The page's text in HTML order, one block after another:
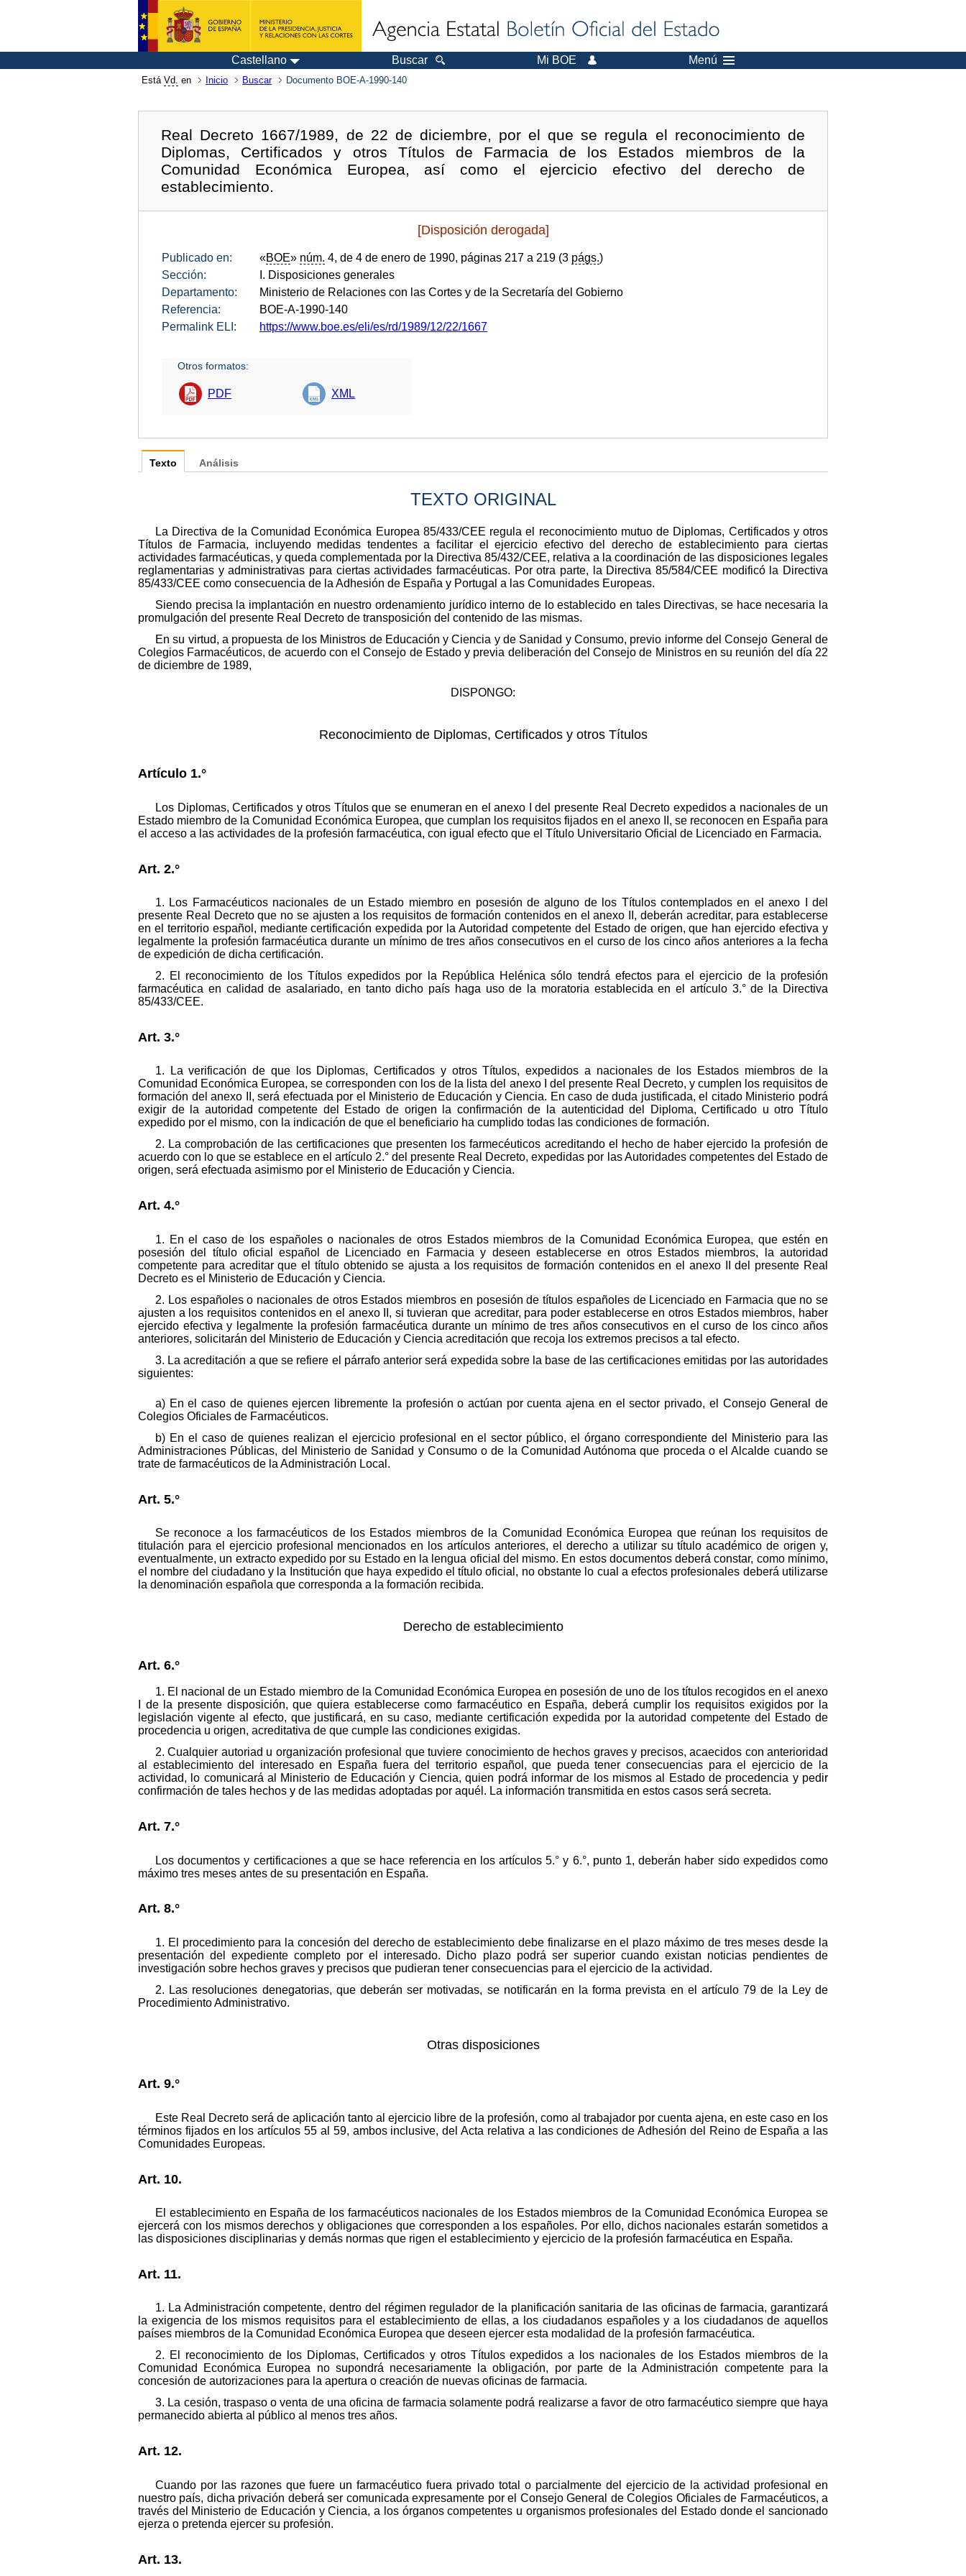
Castellano Buscar Mi BOE Menú
Está Vd. en Inicio Buscar Documento BOE-A-1990-140
Real Decreto 1667/1989, de 22 de diciembre, por el que se regula el reconocimiento de
Diplomas, Certificados y otros Títulos de Farmacia de los Estados miembros de la
Comunidad Económica Europea, así como el ejercicio efectivo del derecho de
establecimiento.
[Disposición derogada]
Publicado en: «BOE» núm. 4, de 4 de enero de 1990, páginas 217 a 219 (3 págs.)
Sección:
I. Disposiciones generales
Departamento:
Ministerio de Relaciones con las Cortes y de la Secretaría del Gobierno
Referencia:
BOE-A-1990-140
Permalink ELI:
https://www.boe.es/eli/es/rd/1989/12/22/1667
Otros formatos:
PDF XML
Texto
TEXTO ORIGINAL
La Directiva de la Comunidad Económica Europea 85/433/CEE regula el reconocimiento mutuo de Diplomas, Certificados y otros
Títulos de Farmacia, incluyendo medidas tendentes a facilitar el ejercicio efectivo del derecho de establecimiento para ciertas
actividades farmacéuticas, y queda complementada por la Directiva 85/432/CEE, relativa a la coordinación de las disposiciones legales
reglamentarias y administrativas para ciertas actividades farmacéuticas. Por otra parte, la Directiva 85/584/CEE modificó la Directiva
85/433/CEE como consecuencia de la Adhesión de España y Portugal a las Comunidades Europeas.
Siendo precisa la implantación en nuestro ordenamiento jurídico interno de lo establecido en tales Directivas, se hace necesaria la
promulgación del presente Real Decreto de transposición del contenido de las mismas.
En su virtud, a propuesta de los Ministros de Educación y Ciencia y de Sanidad y Consumo, previo informe del Consejo General de
Colegios Farmacéuticos, de acuerdo con el Consejo de Estado y previa deliberación del Consejo de Ministros en su reunión del día 22
de diciembre de 1989,
DISPONGO:
Reconocimiento de Diplomas, Certificados y otros Títulos
Artículo 1.°
Los Diplomas, Certificados y otros Títulos que se enumeran en el anexo I del presente Real Decreto expedidos a nacionales de un
Estado miembro de la Comunidad Económica Europea, que cumplan los requisitos fijados en el anexo II, se reconocen en España para
el acceso a las actividades de la profesión farmacéutica, con igual efecto que el Título Universitario Oficial de Licenciado en Farmacia.
Art. 2.°
1. Los Farmacéuticos nacionales de un Estado miembro en posesión de alguno de los Títulos contemplados en el anexo I del
presente Real Decreto que no se ajusten a los requisitos de formación contenidos en el anexo II, deberán acreditar, para establecerse
en el territorio español, mediante certificación expedida por la Autoridad competente del Estado de origen, que han ejercido efectiva y
legalmente la profesión farmacéutica durante un mínimo de tres años consecutivos en el curso de los cinco años anteriores a la fecha
de expedición de dicha certificación.
2. El reconocimiento de los Títulos expedidos por la República Helénica sólo tendrá efectos para el ejercicio de la profesión
farmacéutica en calidad de asalariado, en tanto dicho país haga uso de la moratoria establecida en el artículo 3.° de la Directiva
85/433/CEE.
Art. 3.°
1. La verificación de que los Diplomas, Certificados y otros Títulos, expedidos a nacionales de los Estados miembros de la
Comunidad Económica Europea, se corresponden con los de la lista del anexo I del presente Real Decreto, y cumplen los requisitos de
formación del anexo II, será efectuada por el Ministerio de Educación y Ciencia. En caso de duda justificada, el citado Ministerio podrá
exigir de la autoridad competente del Estado de origen la confirmación de la autenticidad del Diploma, Certificado u otro Título
expedido por el mismo, con la indicación de que el beneficiario ha cumplido todas las condiciones de formación.
2. La comprobación de las certificaciones que presenten los farmecéuticos acreditando el hecho de haber ejercido la profesión de
acuerdo con lo que se establece en el artículo 2.° del presente Real Decreto, expedidas por las Autoridades competentes del Estado de
origen, será efectuada asimismo por el Ministerio de Educación y Ciencia.
Art. 4.°
1. En el caso de los españoles o nacionales de otros Estados miembros de la Comunidad Económica Europea, que estén en
posesión del título oficial español de Licenciado en Farmacia y deseen establecerse en otros Estados miembros, la autoridad
competente para acreditar que el título obtenido se ajusta a los requisitos de formación contenidos en el anexo II del presente Real
Decreto es el Ministerio de Educación y Ciencia.
2. Los españoles o nacionales de otros Estados miembros en posesión de títulos españoles de Licenciado en Farmacia que no se
ajusten a los requisitos contenidos en el anexo II, si tuvieran que acreditar, para poder establecerse en otros Estados miembros, haber
ejercido efectiva y legalmente la profesión farmacéutica durante un mínimo de tres años consecutivos en el curso de los cinco años
anteriores, solicitarán del Ministerio de Educación y Ciencia acreditación que recoja los extremos precisos a tal efecto.
3. La acreditación a que se refiere el párrafo anterior será expedida sobre la base de las certificaciones emitidas por las autoridades
siguientes:
a) En el caso de quienes ejercen libremente la profesión o actúan por cuenta ajena en el sector privado, el Consejo General de
Colegios Oficiales de Farmacéuticos.
b) En el caso de quienes realizan el ejercicio profesional en el sector público, el órgano correspondiente del Ministerio para las
Administraciones Públicas, del Ministerio de Sanidad y Consumo o de la Comunidad Autónoma que proceda o el Alcalde cuando se
trate de farmacéuticos de la Administración Local.
Art. 5.°
Se reconoce a los farmacéuticos de los Estados miembros de la Comunidad Económica Europea que reúnan los requisitos de
titulación para el ejercicio profesional mencionados en los artículos anteriores, el derecho a utilizar su título académico de origen y,
eventualmente, un extracto expedido por su Estado en la lengua oficial del mismo. En estos documentos deberá constar, como mínimo,
el nombre del ciudadano y la Institución que haya expedido el título oficial, no obstante lo cual a efectos profesionales deberá utilizarse
la denominación española que corresponda a la formación recibida.
Derecho de establecimiento
Art. 6.°
1. El nacional de un Estado miembro de la Comunidad Económica Europea en posesión de uno de los títulos recogidos en el anexo
I de la presente disposición, que quiera establecerse como farmacéutico en España, deberá cumplir los requisitos exigidos por la
legislación vigente al efecto, que justificará, en su caso, mediante certificación expedida por la autoridad competente del Estado de
procedencia u origen, acreditativa de que cumple las condiciones exigidas.
2. Cualquier autoriad u organización profesional que tuviere conocimiento de hechos graves y precisos, acaecidos con anterioridad
al establecimiento del interesado en España fuera del territorio español, que pueda tener consecuencias para el ejercicio de la
actividad, lo comunicará al Ministerio de Educación y Ciencia, quien podrá informar de los mismos al Estado de procedencia y pedir
confirmación de tales hechos y de las medidas adoptadas por aquél. La información transmitida en estos casos será secreta.
Art. 7.°
Los documentos y certificaciones a que se hace referencia en los artículos 5.° y 6.°, punto 1, deberán haber sido expedidos como
máximo tres meses antes de su presentación en España.
Art. 8.°
1. El procedimiento para la concesión del derecho de establecimiento debe finalizarse en el plazo máximo de tres meses desde la
presentación del expediente completo por el interesado. Dicho plazo podrá ser superior cuando existan noticias pendientes de
investigación sobre hechos graves y precisos que pudieran tener consecuencias para el ejercicio de la actividad.
2. Las resoluciones denegatorias, que deberán ser motivadas, se notificarán en la forma prevista en el artículo 79 de la Ley de
Procedimiento Administrativo.
Otras disposiciones
Art. 9.°
Este Real Decreto será de aplicación tanto al ejercicio libre de la profesión, como al trabajador por cuenta ajena, en este caso en los
términos fijados en los artículos 55 al 59, ambos inclusive, del Acta relativa a las condiciones de Adhesión del Reino de España a las
Comunidades Europeas.
Art. 10.
El establecimiento en España de los farmacéuticos nacionales de los Estados miembros de la Comunidad Económica Europea se
ejercerá con los mismos derechos y obligaciones que corresponden a los españoles. Por ello, dichos nacionales estarán sometidos a
las disposiciones disciplinarias y demás normas que rigen el establecimiento y ejercicio de la profesión farmacéutica en España.
Art. 11.
1. La Administración competente, dentro del régimen regulador de la planificación sanitaria de las oficinas de farmacia, garantizará
la exigencia de los mismos requisitos para el establecimiento de ellas, a los ciudadanos españoles y a los ciudadanos de aquellos
países miembros de la Comunidad Económica Europea que deseen ejercer esta modalidad de la profesión farmacéutica.
2. El reconocimiento de los Diplomas, Certificados y otros Títulos expedidos a los nacionales de los Estados miembros de la
Comunidad Económica Europea no supondrá necesariamente la obligación, por parte de la Administración competente para la
concesión de autorizaciones para la apertura o creación de nuevas oficinas de farmacia.
3. La cesión, traspaso o venta de una oficina de farmacia solamente podrá realizarse a favor de otro farmacéutico siempre que haya
permanecido abierta al público al menos tres años.
Art. 12.
Cuando por las razones que fuere un farmacéutico fuera privado total o parcialmente del ejercicio de la actividad profesional en
nuestro país, dicha privación deberá ser comunicada expresamente por el Consejo General de Colegios Oficiales de Farmacéuticos, a
través del Ministerio de Educación y Ciencia, a los órganos competentes u organismos profesionales del Estado donde el sancionado
ejerza o pretenda ejercer su profesión.
Art. 13.
Análisis